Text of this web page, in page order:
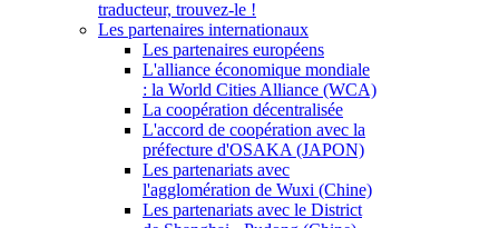
traducteur, trouvez-le !
Les partenaires internationaux
Les partenaires européens
L'alliance économique mondiale
: la World Cities Alliance (WCA)
La coopération décentralisée
L'accord de coopération avec la
préfecture d'OSAKA (JAPON)
Les partenariats avec
l'agglomération de Wuxi (Chine)
Les partenariats avec le District